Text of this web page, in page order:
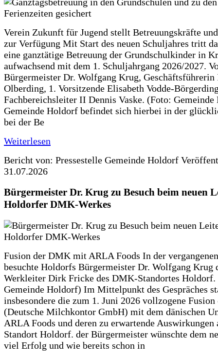
Verein Zukunft für Jugend stellt Betreuungskräfte
zur Verfügung Mit Start des neuen Schuljahres tritt
eine ganztätige Betreuung der Grundschulkinder in
aufwachsend mit dem 1. Schuljahrgang 2026/2027.
Bürgermeister Dr. Wolfgang Krug, Geschäftsführerin
Olberding, 1. Vorsitzende Elisabeth Vodde-
Fachbereichsleiter II Dennis Vaske. (Foto:
Gemeinde Holdorf befindet sich hierbei in der
bei der Be
Weiterlesen
Bericht von: Pressestelle Gemeinde Holdorf
31.07.2026
Bürgermeister Dr. Krug zu Besuch beim neuen
Holdorfer DMK-Werkes
Fusion der DMK mit ARLA Foods In der
besuchte Holdorfs Bürgermeister Dr. Wolfgang Krug
Werkleiter Dirk Fricke des DMK-Standortes Holdorf.
Gemeinde Holdorf) Im Mittelpunkt des Gespräches
insbesondere die zum 1. Juni 2026 vollzogene
(Deutsche Milchkontor GmbH) mit dem dänischen
ARLA Foods und deren zu erwartende Auswirkungen
Standort Holdorf. der Bürgermeister wünschte dem
viel Erfolg und wie bereits schon in